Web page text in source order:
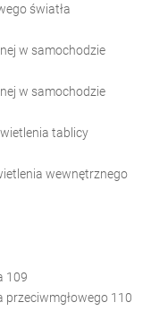
światła
w samochodzie
w samochodzie
tablicy
wewnętrznego
109
110